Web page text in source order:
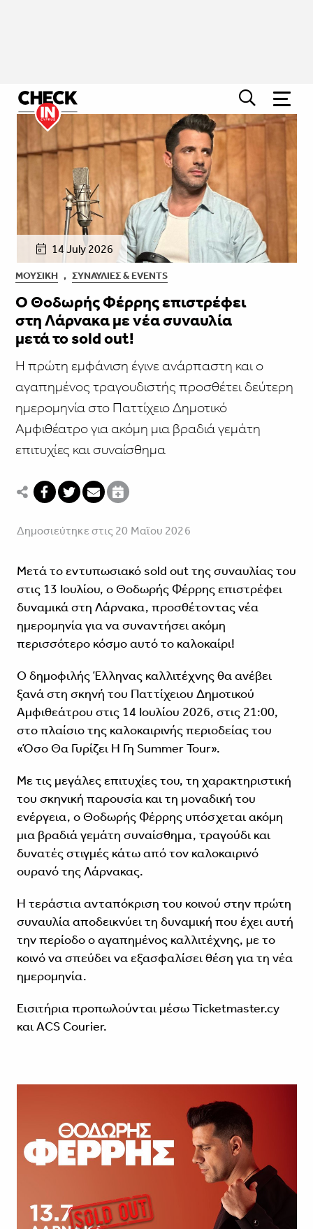
14 July 2026
ΜΟΥΣΙΚΉ , ΣΥΝΑΥΛΊΕΣ & EVENTS
Ο Θοδωρής Φέρρης επιστρέφει
στη Λάρνακα με νέα συναυλία
μετά το sold out!
Η πρώτη εμφάνιση έγινε ανάρπαστη και ο
αγαπημένος τραγουδιστής προσθέτει δεύτερη
ημερομηνία στο Παττίχειο Δημοτικό
Αμφιθέατρο για ακόμη μια βραδιά γεμάτη
επιτυχίες και συναίσθημα
Δημοσιεύτηκε στις 20 Μαΐου 2026
Μετά το εντυπωσιακό sold out της συναυλίας του
στις 13 Ιουλίου, ο Θοδωρής Φέρρης επιστρέφει
δυναμικά στη Λάρνακα, προσθέτοντας νέα
ημερομηνία για να συναντήσει ακόμη
περισσότερο κόσμο αυτό το καλοκαίρι!
Ο δημοφιλής Έλληνας καλλιτέχνης θα ανέβει
ξανά στη σκηνή του Παττίχειου Δημοτικού
Αμφιθεάτρου στις 14 Ιουλίου 2026, στις 21:00,
στο πλαίσιο της καλοκαιρινής περιοδείας του
«Όσο Θα Γυρίζει Η Γη Summer Tour».
Με τις μεγάλες επιτυχίες του, τη χαρακτηριστική
του σκηνική παρουσία και τη μοναδική του
ενέργεια, ο Θοδωρής Φέρρης υπόσχεται ακόμη
μια βραδιά γεμάτη συναίσθημα, τραγούδι και
δυνατές στιγμές κάτω από τον καλοκαιρινό
ουρανό της Λάρνακας.
Η τεράστια ανταπόκριση του κοινού στην πρώτη
συναυλία αποδεικνύει τη δυναμική που έχει αυτή
την περίοδο ο αγαπημένος καλλιτέχνης, με το
κοινό να σπεύδει να εξασφαλίσει θέση για τη νέα
ημερομηνία.
Εισιτήρια προπωλούνται μέσω Ticketmaster.cy
και ACS Courier.